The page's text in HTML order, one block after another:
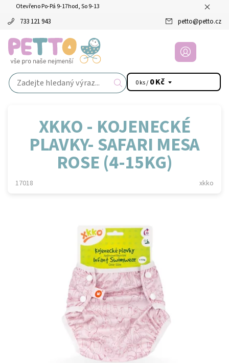
Otevřeno Po-Pá 9-17hod, So 9-13
733 121 943 petto@petto.cz
0 ks / 0 Kč
XKKO - KOJENECKÉ
PLAVKY- SAFARI MESA
ROSE (4-15KG)
17018 xkko